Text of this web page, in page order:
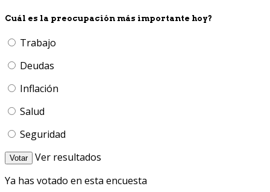
Cuál es la preocupación más importante hoy?
Trabajo
Deudas
Inflación
Salud
Seguridad
Votar
Ver resultados
Ya has votado en esta encuesta